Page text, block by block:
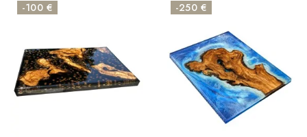
-100 € -250 €